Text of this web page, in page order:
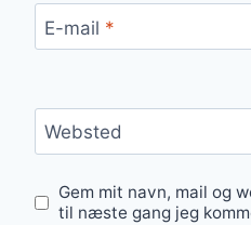
E-mail *
Websted
Gem mit navn, mail og
til næste gang jeg